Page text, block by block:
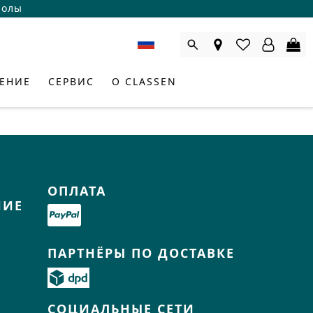
СЕРВИС О CLASSEN
ПО ТОВАРАМ
ОПЛАТА
ПАРТНЁРЫ ПО ДОСТАВКЕ
СОЦИАЛЬНЫЕ СЕТИ